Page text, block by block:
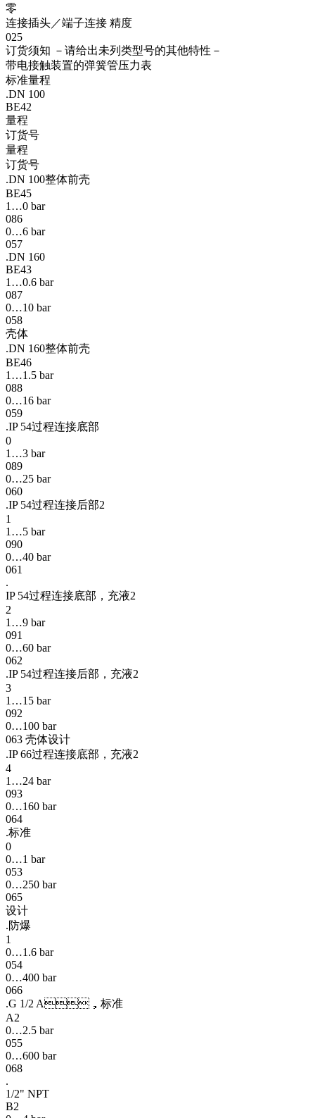
零
连接插头／端子连接 精度
025
订货须知 －请给出未列类型号的其他特性－
带电接触装置的弹簧管压力表
标准量程
.DN 100
BE42
量程
订货号
量程
订货号
.DN 100整体前壳
BE45
1…0 bar
086
0…6 bar
057
.DN 160
BE43
1…0.6 bar
087
0…10 bar
058
壳体
.DN 160整体前壳
BE46
1…1.5 bar
088
0…16 bar
059
.IP 54过程连接底部
0
1…3 bar
089
0…25 bar
060
.IP 54过程连接后部2
1
1…5 bar
090
0…40 bar
061
.
IP 54过程连接底部，充液2
2
1…9 bar
091
0…60 bar
062
.IP 54过程连接后部，充液2
3
1…15 bar
092
0…100 bar
063 壳体设计
.IP 66过程连接底部，充液2
4
1…24 bar
093
0…160 bar
064
.标准
0
0…1 bar
053
0…250 bar
065
设计
.防爆
1
0…1.6 bar
054
0…400 bar
066
.G 1/2 A，标准
A2
0…2.5 bar
055
0…600 bar
068
.
1/2" NPT
B2